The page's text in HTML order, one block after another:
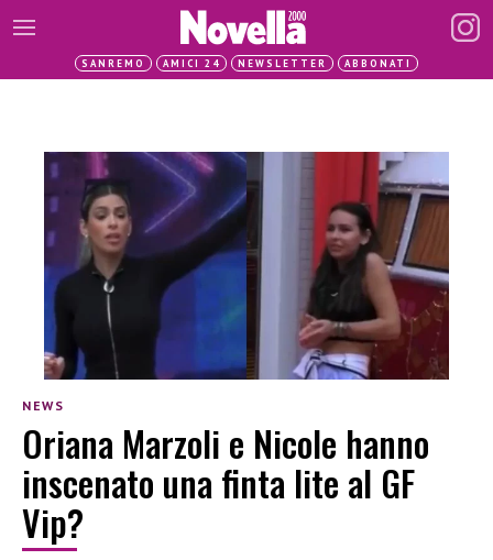
SANREMO AMICI 24 NEWSLETTER ABBONATI
NEWS
Oriana Marzoli e Nicole hanno
inscenato una finta lite al GF
Vip?